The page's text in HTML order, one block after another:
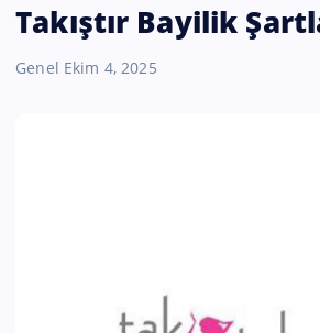
Takıştır Bayilik
Genel Ekim 4, 2025